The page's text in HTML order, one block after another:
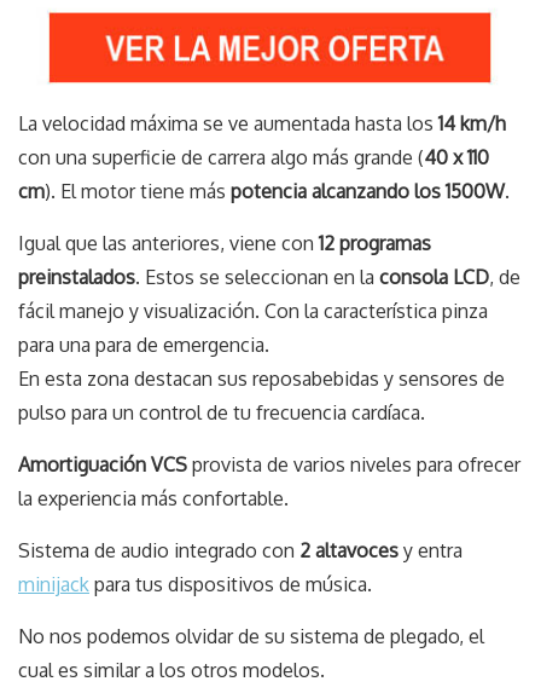
La velocidad máxima se ve aumentada hasta los14 km/h
con una superficie de carrera algo más grande (40 x 110
cm). El motor tiene más potencia alcanzando los 1500W.
Igual que las anteriores, viene con12 programas
preinstalados. Estos se seleccionan en la consola LCD, de
fácil manejo y visualización. Con la característica pinza
para una para de emergencia.
En esta zona destacan sus reposabebidas y sensores de
pulso para un control de tu frecuencia cardíaca.
Amortiguación VCS provista de varios niveles para ofrecer
la experiencia más confortable.
Sistema de audio integrado con 2 altavoces y entra
minijack para tus dispositivos de música.
No nos podemos olvidar de su sistema de plegado, el
cual es similar a los otros modelos.